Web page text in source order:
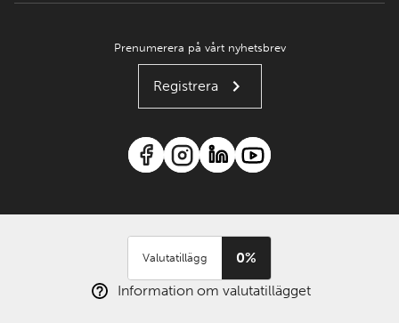
Prenumerera på vårt nyhetsbrev
Registrera
Valutatillägg
0%
Information om valutatillägget